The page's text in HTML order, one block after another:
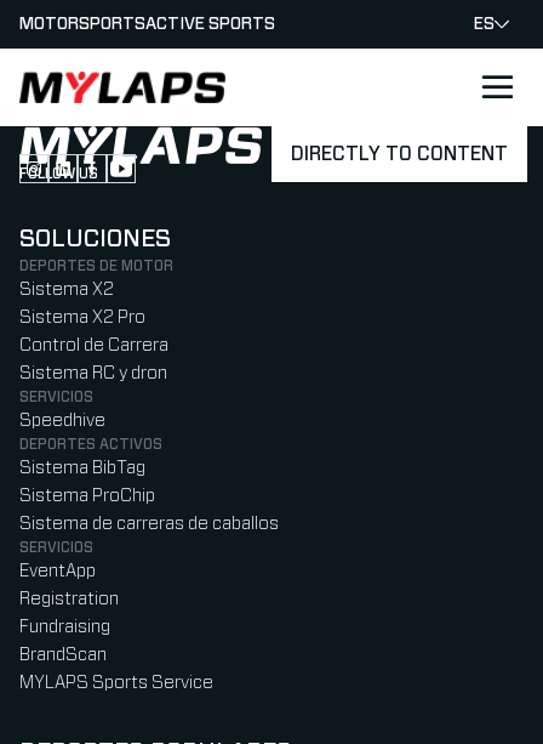
DIRECTLY TO CONTENT
LOGO MYLAPS - ESPANA
MOTORSPORTSACTIVE SPORTS ES
FOLLOW US
Follow us on Instagram (Opens in new tab)
Follow us on LinkedIn (Opens in new tab)
Follow us on Facebook (Opens in new tab)
Follow us on YouTube (Opens in new tab)
SOLUCIONES
DEPORTES DE MOTOR
Sistema X2
Sistema X2 Pro
Control de Carrera
Sistema RC y dron
SERVICIOS
Speedhive
DEPORTES ACTIVOS
Sistema BibTag
Sistema ProChip
Sistema de carreras de caballos
SERVICIOS
EventApp
Registration
Fundraising
BrandScan
MYLAPS Sports Service